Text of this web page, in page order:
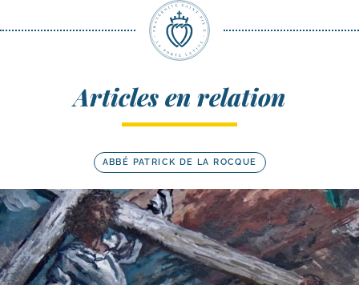
Articles en relation
ABBÉ PATRICK DE LA ROCQUE